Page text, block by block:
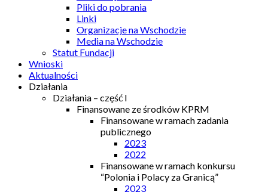
Pliki do pobrania
Linki
Organizacje na Wschodzie
Media na Wschodzie
Statut Fundacji
Wnioski
Aktualności
Działania
Działania – część I
Finansowane ze środków KPRM
Finansowane w ramach zadania
publicznego
2023
2022
Finansowane w ramach konkursu
“Polonia i Polacy za Granicą”
2023